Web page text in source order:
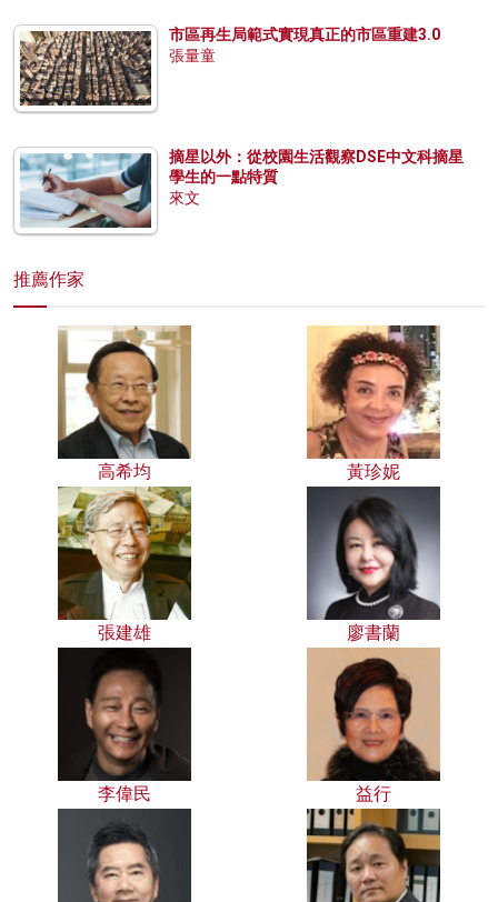
市區再生局範式實現真正的市區重建3.0
張量童
摘星以外：從校園生活觀察DSE中文科摘星
學生的一點特質
來文
推薦作家
高希均 黃珍妮
張建雄 廖書蘭
李偉民 益行